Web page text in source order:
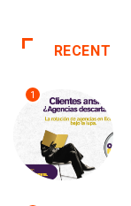
RECENT
1